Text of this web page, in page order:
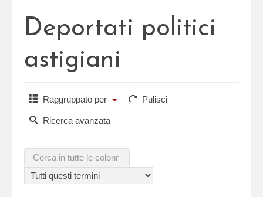
Deportati politici
astigiani
Raggruppato per Pulisci
Ricerca avanzata